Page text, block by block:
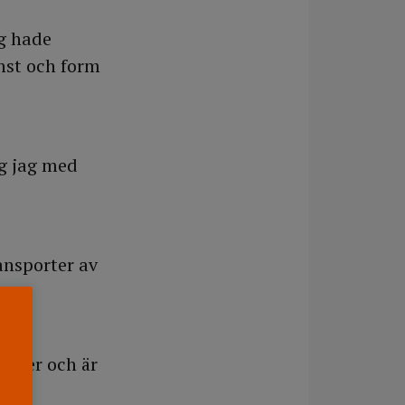
hade
och form
jag med
av
och är